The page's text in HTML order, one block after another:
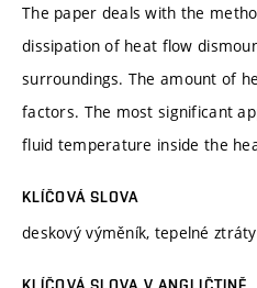
The paper deals with the
dissipation of heat flow
surroundings. The amount of
factors. The most significant
fluid temperature inside the
KLÍČOVÁ SLOVA
deskový výměník, tepelné ztráty
KLÍČOVÁ SLOVA V ANGLIČTINĚ